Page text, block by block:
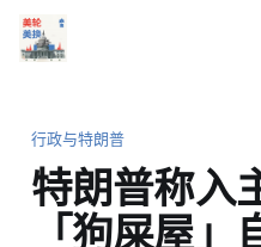
行政与特朗普
特朗普称入
「狗屎屋」